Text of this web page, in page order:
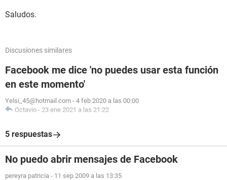
Saludos.
Discusiones similares
Facebook me dice 'no puedes usar esta función
en este momento'
Yelsi_45@hotmail.com - 4 feb 2020 a las 00:00
Octavio - 23 ene 2021 a las 21:22
5 respuestas
No puedo abrir mensajes de Facebook
pereyra patricia - 11 sep 2009 a las 13:35